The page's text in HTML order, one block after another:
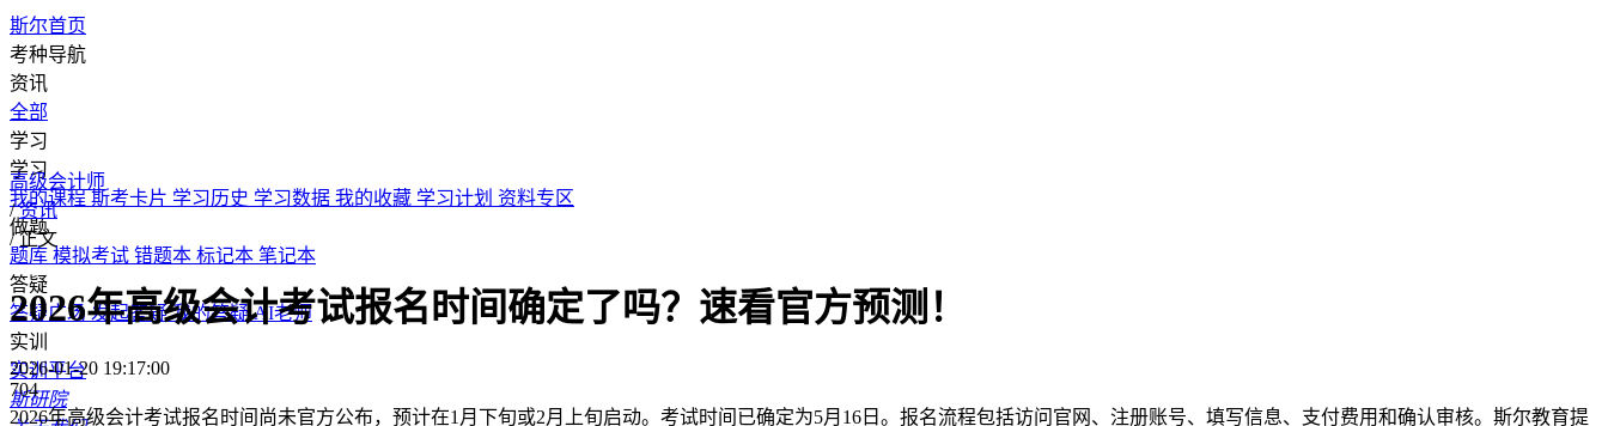
斯尔首页
考种导航
资讯
全部
学习
学习
我的课程 斯考卡片 学习历史 学习数据 我的收藏 学习计划 资料专区
做题
题库 模拟考试 错题本 标记本 笔记本
答疑
答疑广场发起答疑我的答疑AI老师
实训
实训平台
斯研院
高级会计师
/ 资讯
/ 正文
2026年高级会计考试报名时间确定了吗？速看官方预测！
2026-01-20 19:17:00
704
2026年高级会计考试报名时间尚未官方公布，预计在1月下旬或2月上旬启动。考试时间已确定为5月16日。报名流程包括访问官网、注册账号、填写信息、支付费用和确认审核。斯尔教育提